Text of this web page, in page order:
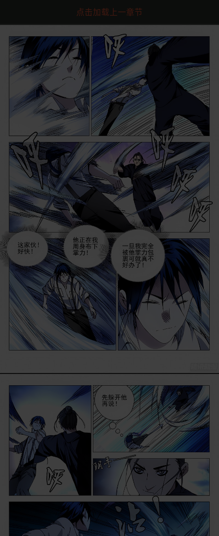
点击加载上一章节